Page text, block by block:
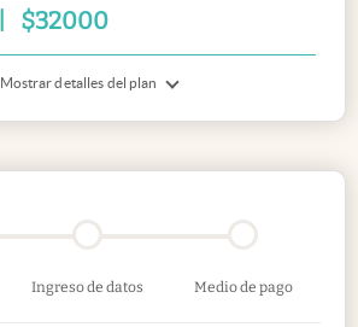
$32000
Mostrar detalles del plan
Ingreso de datos Medio de pago